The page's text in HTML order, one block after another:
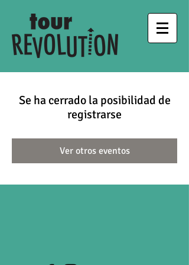
Se ha cerrado la posibilidad de
registrarse
Ver otros eventos